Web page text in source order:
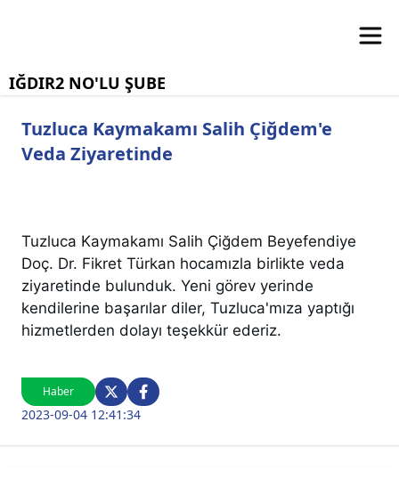
IĞDIR2 NO'LU ŞUBE
Haber
2023-09-04 12:41:34
Tuzluca Kaymakamı Salih Çiğdem'e
Veda Ziyaretinde
Tuzluca Kaymakamı Salih Çiğdem Beyefendiye
Doç. Dr. Fikret Türkan hocamızla birlikte veda
ziyaretinde bulunduk. Yeni görev yerinde
kendilerine başarılar diler, Tuzluca'mıza yaptığı
hizmetlerden dolayı teşekkür ederiz.